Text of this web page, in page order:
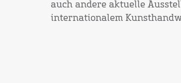
auch andere aktuelle
internationalem